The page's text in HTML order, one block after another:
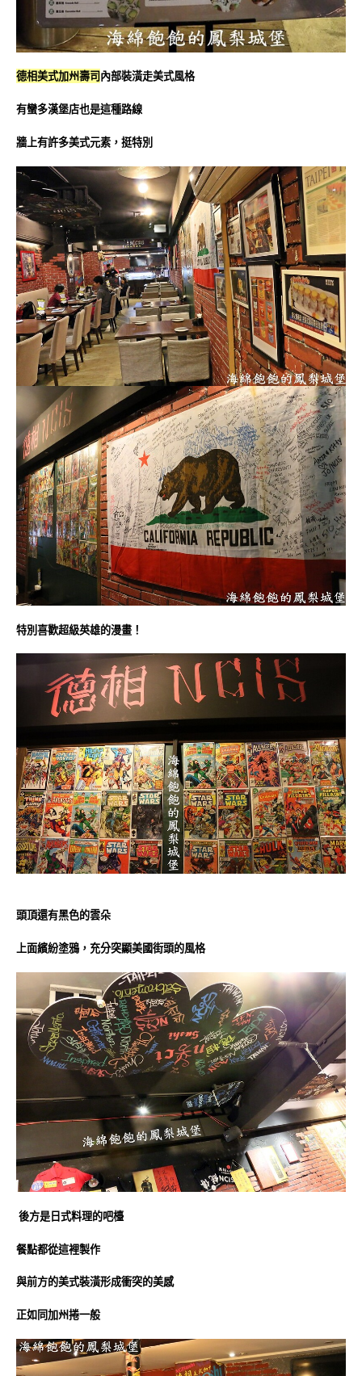
德相美式加州壽司內部裝潢走美式風格
有蠻多漢堡店也是這種路線
牆上有許多美式元素，挺特別
特別喜歡超級英雄的漫畫！
頭頂還有黑色的雲朵
上面繽紛塗鴉，充分突顯美國街頭的風格
後方是日式料理的吧檯
餐點都從這裡製作
與前方的美式裝潢形成衝突的美感
正如同加州捲一般